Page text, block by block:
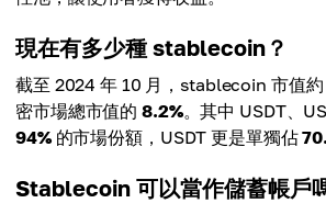
現在有多少種 stablecoin？
截至 2024 年 10 月，stablecoin 市值
密市場總市值的8.2%。其中 USDT、
94%的市場份額，USDT 更是單獨佔
Stablecoin 可以當作儲蓄帳戶